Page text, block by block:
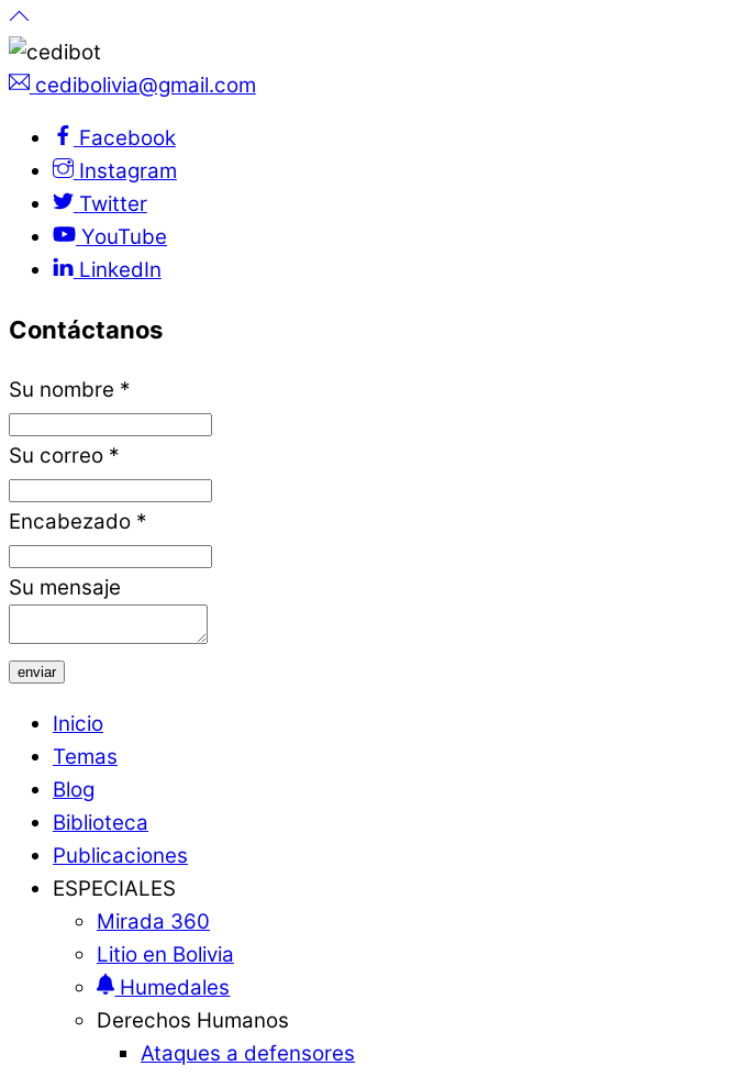
cedibolivia@gmail.com
Facebook
Instagram
Twitter
YouTube
LinkedIn
Contáctanos
Su nombre *
Su correo *
Encabezado *
Su mensaje
enviar
Inicio
Temas
Blog
Biblioteca
Publicaciones
ESPECIALES
Mirada 360
Litio en Bolivia
Humedales
Derechos Humanos
Ataques a defensores